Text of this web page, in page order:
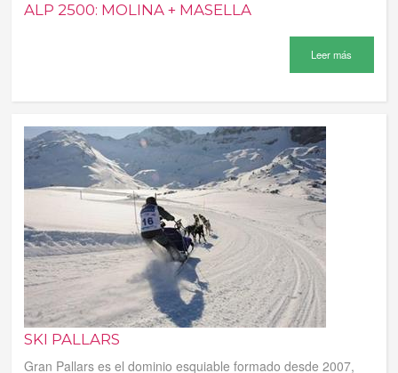
ALP 2500: MOLINA + MASELLA
Leer más
SKI PALLARS
Gran Pallars es el dominio esquiable formado desde 2007,